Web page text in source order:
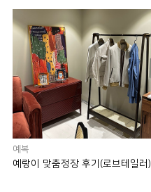
예복
예랑이 맞춤정장 후기(로브테일러)